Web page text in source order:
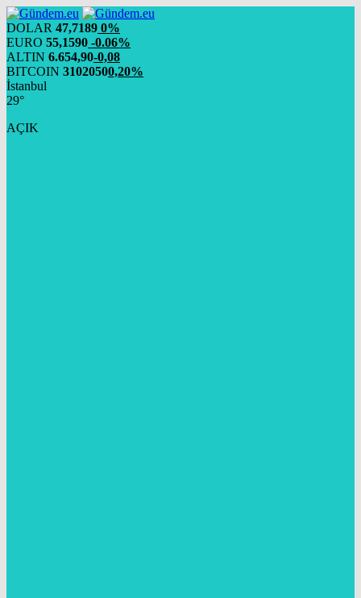
DOLAR 47,7189 0%
EURO 55,1590 -0.06%
ALTIN 6.654,90-0,08
BITCOIN 31020500,20%
İstanbul
29°
AÇIK